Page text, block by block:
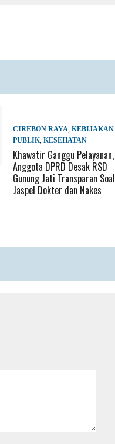
CIREBON RAYA,KEBIJAKAN
PUBLIK,KESEHATAN
Khawatir Ganggu Pelayanan,
Anggota DPRD Desak RSD
Gunung Jati Transparan Soal
Jaspel Dokter dan Nakes